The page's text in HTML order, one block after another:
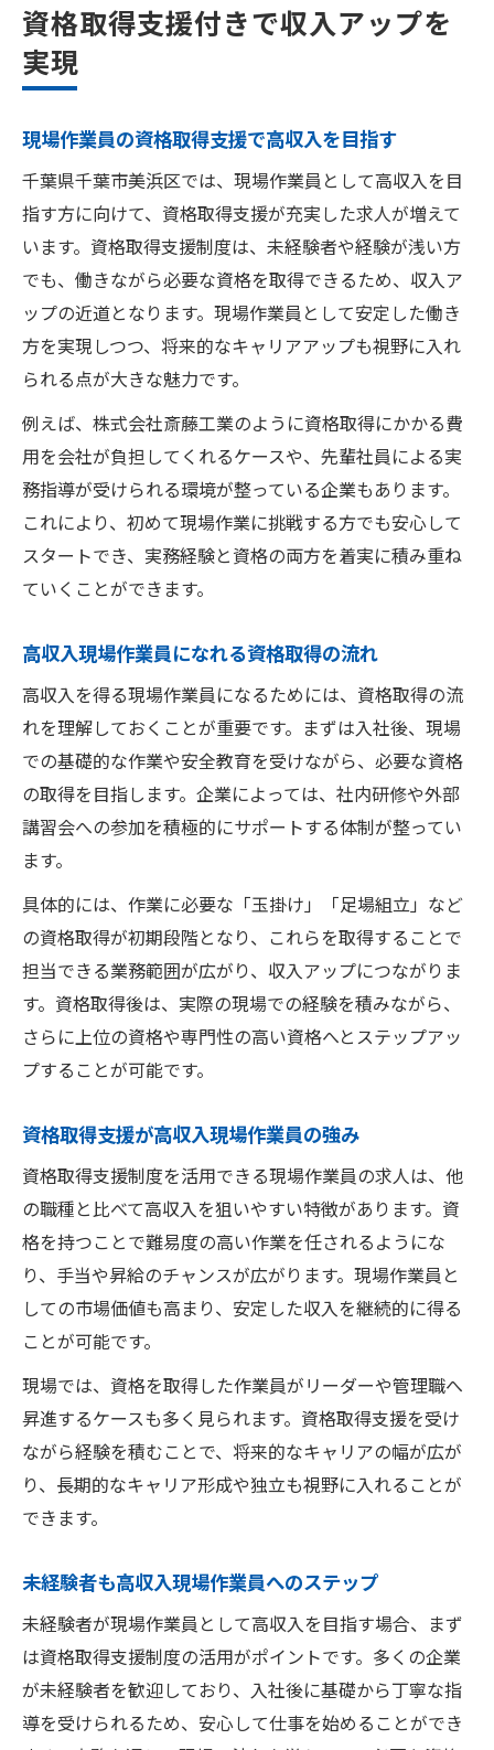
資格取得支援付きで収入アップを
実現
現場作業員の資格取得支援で高収入を目指す
千葉県千葉市美浜区では、現場作業員として高収入を目
指す方に向けて、資格取得支援が充実した求人が増えて
います。資格取得支援制度は、未経験者や経験が浅い方
でも、働きながら必要な資格を取得できるため、収入ア
ップの近道となります。現場作業員として安定した働き
方を実現しつつ、将来的なキャリアアップも視野に入れ
られる点が大きな魅力です。
例えば、株式会社斎藤工業のように資格取得にかかる費
用を会社が負担してくれるケースや、先輩社員による実
務指導が受けられる環境が整っている企業もあります。
これにより、初めて現場作業に挑戦する方でも安心して
スタートでき、実務経験と資格の両方を着実に積み重ね
ていくことができます。
高収入現場作業員になれる資格取得の流れ
高収入を得る現場作業員になるためには、資格取得の流
れを理解しておくことが重要です。まずは入社後、現場
での基礎的な作業や安全教育を受けながら、必要な資格
の取得を目指します。企業によっては、社内研修や外部
講習会への参加を積極的にサポートする体制が整ってい
ます。
具体的には、作業に必要な「玉掛け」「足場組立」など
の資格取得が初期段階となり、これらを取得することで
担当できる業務範囲が広がり、収入アップにつながりま
す。資格取得後は、実際の現場での経験を積みながら、
さらに上位の資格や専門性の高い資格へとステップアッ
プすることが可能です。
資格取得支援が高収入現場作業員の強み
資格取得支援制度を活用できる現場作業員の求人は、他
の職種と比べて高収入を狙いやすい特徴があります。資
格を持つことで難易度の高い作業を任されるようにな
り、手当や昇給のチャンスが広がります。現場作業員と
しての市場価値も高まり、安定した収入を継続的に得る
ことが可能です。
現場では、資格を取得した作業員がリーダーや管理職へ
昇進するケースも多く見られます。資格取得支援を受け
ながら経験を積むことで、将来的なキャリアの幅が広が
り、長期的なキャリア形成や独立も視野に入れることが
できます。
未経験者も高収入現場作業員へのステップ
未経験者が現場作業員として高収入を目指す場合、まず
は資格取得支援制度の活用がポイントです。多くの企業
が未経験者を歓迎しており、入社後に基礎から丁寧な指
導を受けられるため、安心して仕事を始めることができ